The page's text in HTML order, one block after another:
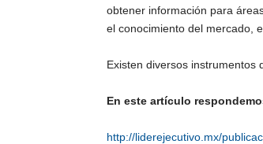
obtener información para
el conocimiento del mercado,
Existen diversos instrumentos
En este artículo
http://liderejecutivo.mx/